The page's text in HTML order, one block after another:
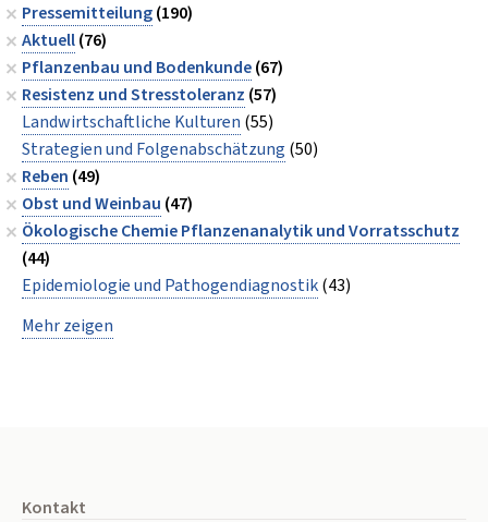
Pressemitteilung(190)
Aktuell(76)
Pflanzenbau und Bodenkunde(67)
Resistenz und Stresstoleranz (57)
Landwirtschaftliche Kulturen (55)
Strategien und Folgenabschätzung (50)
Reben (49)
Obst und Weinbau (47)
Ökologische Chemie Pflanzenanalytik und Vorratsschutz
(44)
Epidemiologie und Pathogendiagnostik(43)
Mehr zeigen
Kontakt